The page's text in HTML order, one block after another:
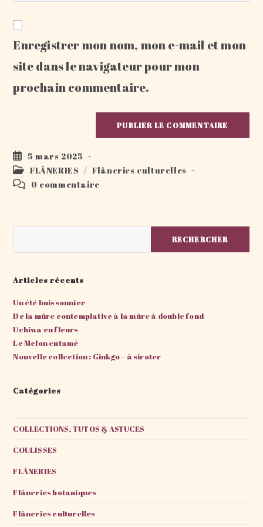
comment
comment
votre
site
Enregistrer mon nom, mon e-mail et mon
site dans le navigateur pour mon
prochain commentaire.
Publication
publiée :
5 mars 2025
Post
category:
FLÂNERIES / Flâneries culturelles
Commentaires
0 commentaire
RECHERCHER
Articles récents
Un été buissonnier
De la mûre contemplative à la mûre à double fond
Uchiwa en fleurs
Le Melon entamé
Nouvelle collection : Ginkgo – à siroter
Catégories
COLLECTIONS, TUTOS & ASTUCES
COULISSES
FLÂNERIES
Flâneries botaniques
Flâneries culturelles